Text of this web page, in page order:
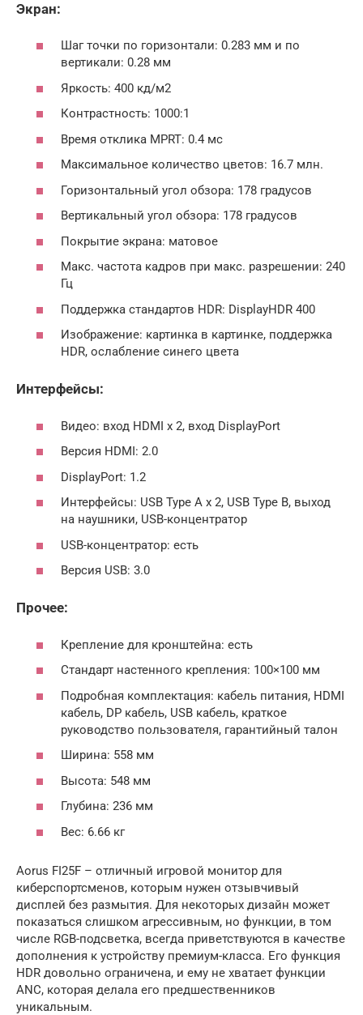
Экран:
Шаг точки по горизонтали: 0.283 мм и по
вертикали: 0.28 мм
Яркость: 400 кд/м2
Контрастность: 1000:1
Время отклика MPRT: 0.4 мс
Максимальное количество цветов: 16.7 млн.
Горизонтальный угол обзора: 178 градусов
Вертикальный угол обзора: 178 градусов
Покрытие экрана: матовое
Макс. частота кадров при макс. разрешении: 240
Гц
Поддержка стандартов HDR: DisplayHDR 400
Изображение: картинка в картинке, поддержка
HDR, ослабление синего цвета
Интерфейсы:
Видео: вход HDMI x 2, вход DisplayPort
Версия HDMI: 2.0
DisplayPort: 1.2
Интерфейсы: USB Type A x 2, USB Type B, выход
на наушники, USB-концентратор
USB-концентратор: есть
Версия USB: 3.0
Прочее:
Крепление для кронштейна: есть
Стандарт настенного крепления: 100×100 мм
Подробная комплектация: кабель питания, HDMI
кабель, DP кабель, USB кабель, краткое
руководство пользователя, гарантийный талон
Ширина: 558 мм
Высота: 548 мм
Глубина: 236 мм
Вес: 6.66 кг
Aorus FI25F – отличный игровой монитор для
киберспортсменов, которым нужен отзывчивый
дисплей без размытия. Для некоторых дизайн может
показаться слишком агрессивным, но функции, в том
числе RGB-подсветка, всегда приветствуются в качестве
дополнения к устройству премиум-класса. Его функция
HDR довольно ограничена, и ему не хватает функции
ANC, которая делала его предшественников
уникальным.